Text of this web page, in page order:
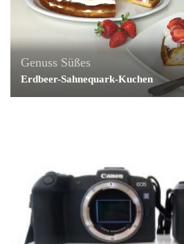
Genuss Süßes
Erdbeer-Sahnequark-Kuchen